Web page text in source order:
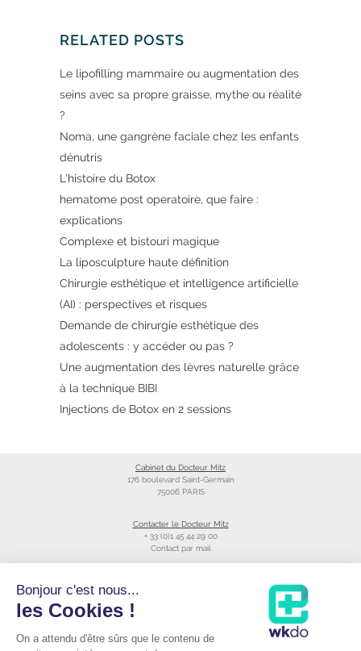
RELATED POSTS
Le lipofilling mammaire ou augmentation des
seins avec sa propre graisse, mythe ou réalité
?
Noma, une gangrène faciale chez les enfants
dénutris
L’histoire du Botox
hematome post operatoire, que faire :
explications
Complexe et bistouri magique
La liposculpture haute définition
Chirurgie esthétique et intelligence artificielle
(AI) : perspectives et risques
Demande de chirurgie esthétique des
adolescents : y accéder ou pas ?
Une augmentation des lèvres naturelle grâce
à la technique BIBI
Injections de Botox en 2 sessions
Cabinet du Docteur Mitz
176 boulevard Saint-Germain
75006 PARIS
Contacter le Docteur Mitz
+ 33 (0)1 45 44 29 00
Contact par mail
Raccourcis
Prendre RDV avec le Docteur Mitz
Bonjour c'est nous...
les Cookies !
On a attendu d'être sûrs que le contenu de